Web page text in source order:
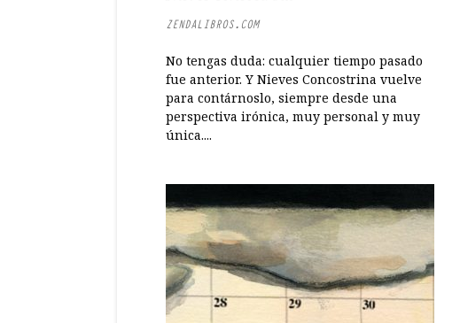
ZENDALIBROS.COM
No tengas duda: cualquier tiempo pasado
fue anterior. Y Nieves Concostrina vuelve
para contárnoslo, siempre desde una
perspectiva irónica, muy personal y muy
única....